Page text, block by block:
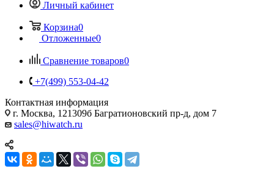
Личный кабинет
Корзина0
Отложенные0
Сравнение товаров0
+7(499) 553-04-42
Контактная информация
г. Москва, 121309б Багратионовский пр-д, дом 7
sales@hiwatch.ru